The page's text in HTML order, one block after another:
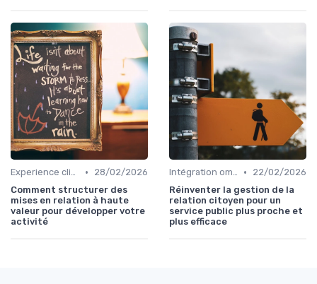
Experience client •
28/02/2026
Comment structurer des
mises en relation à haute
valeur pour développer votre
activité
Intégration omnicanal •
22/02/2026
Réinventer la gestion de la
relation citoyen pour un
service public plus proche et
plus efficace